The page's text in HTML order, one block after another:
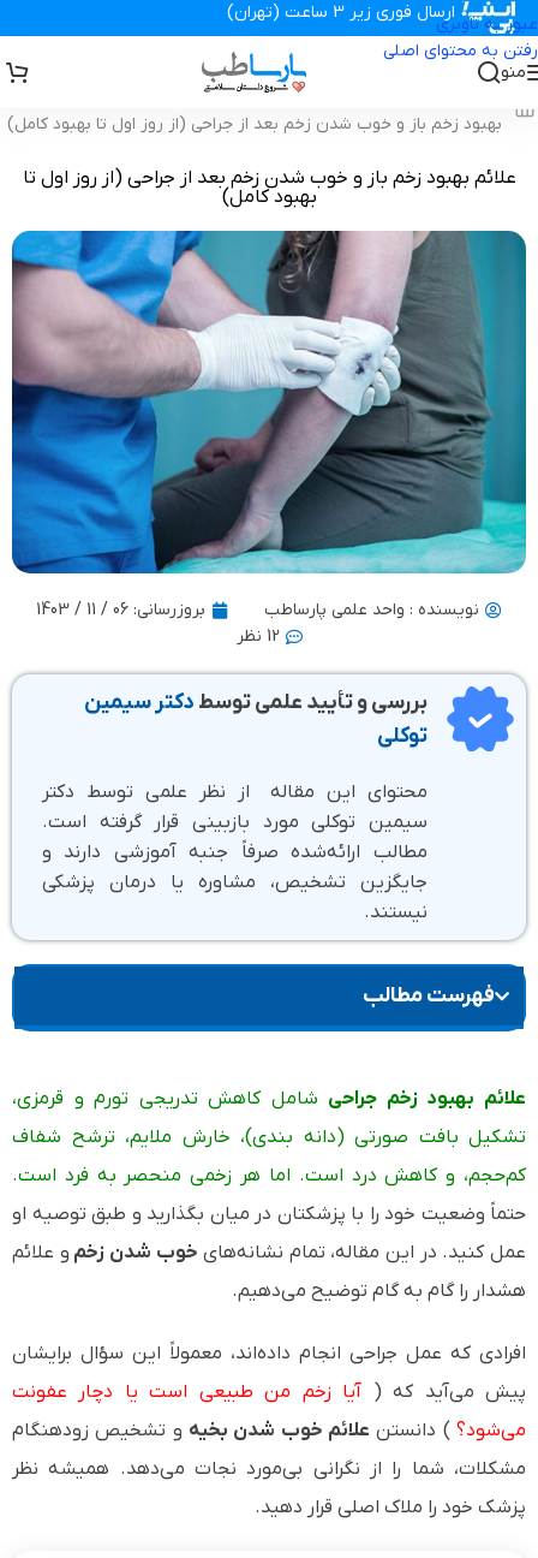
عبور به ناوبری
رفتن به محتوای اصلی
ارسال فوری زیر 3 ساعت (تهران)
منو
مجله پزشکی پارسامگ
بهبود زخم باز و خوب شدن زخم بعد از جراحی (از روز اول تا بهبود کامل)
علائم بهبود زخم باز و خوب شدن زخم بعد از جراحی (از روز اول تا
بهبود کامل)
نویسنده : واحد علمی پارساطب بروزرسانی: 06 / 11 / 1403
12 نظر
بررسی و تأیید علمی توسط دکتر سیمین
توکلی
محتوای این مقاله از نظر علمی توسط دکتر
سیمین توکلی مورد بازبینی قرار گرفته است.
مطالب ارائه‌شده صرفاً جنبه آموزشی دارند و
جایگزین تشخیص، مشاوره یا درمان پزشکی
نیستند.
فهرست مطالب
علائم بهبود زخم جراحی شامل کاهش تدریجی تورم و قرمزی،
تشکیل بافت صورتی (دانه بندی)، خارش ملایم، ترشح شفاف
کم‌حجم، و کاهش درد است. اما هر زخمی منحصر به فرد است.
حتماً وضعیت خود را با پزشکتان در میان بگذارید و طبق توصیه او
عمل کنید. در این مقاله، تمام نشانه‌های خوب شدن زخم و علائم
هشدار را گام به گام توضیح می‌دهیم.
افرادی که عمل جراحی انجام داده‌اند، معمولاً این سؤال برایشان
پیش می‌آید که ( آیا زخم من طبیعی است یا دچار عفونت
می‌شود؟ ) دانستن علائم خوب شدن بخیه و تشخیص زودهنگام
مشکلات، شما را از نگرانی بی‌مورد نجات می‌دهد. همیشه نظر
پزشک خود را ملاک اصلی قرار دهید.